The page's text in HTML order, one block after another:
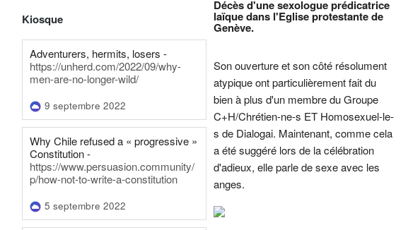
Kiosque
Adventurers, hermits, losers -
https://unherd.com/2022/09/why-
men-are-no-longer-wild/
9 septembre 2022
Why Chile refused a « progressive »
Constitution -
https://www.persuasion.community/
p/how-not-to-write-a-constitution
5 septembre 2022
Décès d'une sexologue prédicatrice
laïque dans l'Eglise protestante de
Genève.
Son ouverture et son côté résolument
atypique ont particulièrement fait du
bien à plus d'un membre du Groupe
C+H/Chrétien-ne-s ET Homosexuel-le-
s de Dialogai. Maintenant, comme cela
a été suggéré lors de la célébration
d'adieux, elle parle de sexe avec les
anges.